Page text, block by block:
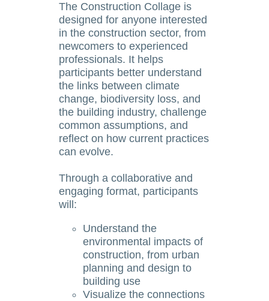
The Construction Collage is
designed for anyone interested
in the construction sector, from
newcomers to experienced
professionals. It helps
participants better understand
the links between climate
change, biodiversity loss, and
the building industry, challenge
common assumptions, and
reflect on how current practices
can evolve.
Through a collaborative and
engaging format, participants
will:
Understand the
environmental impacts of
construction, from urban
planning and design to
building use
Visualize the connections